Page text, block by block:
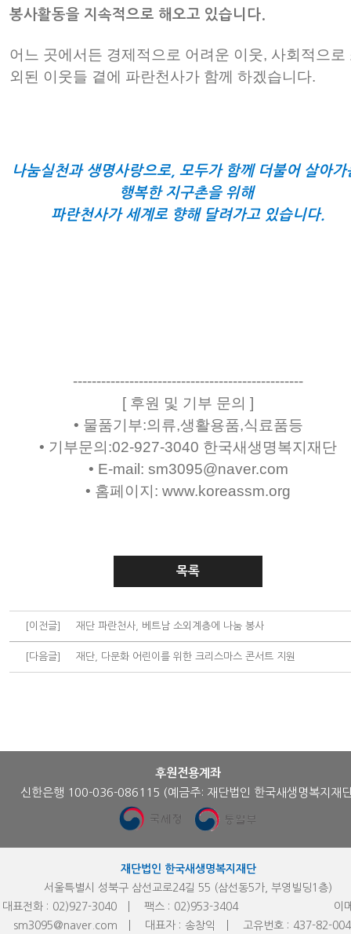
봉사활동을 지속적으로 해오고 있습니다.
어느 곳에서든 경제적으로 어려운 이웃, 사회적으로
외된 이웃들 곁에 파란천사가 함께 하겠습니다.
나눔실천과 생명사랑으로, 모두가 함께 더불어 살아
행복한 지구촌을 위해
파란천사가 세계로 향해 달려가고 있습니다.
-------------------------------------------------
[ 후원 및 기부 문의 ]
• 물품기부:의류,생활용품,식료품등
• 기부문의:02-927-3040 한국새생명복지재단
• E-mail: sm3095@naver.com
• 홈페이지: www.koreassm.org
목록
[이전글] 재단 파란천사, 베트남 소외계층에 나눔 봉사
[다음글] 재단, 다문화 어린이를 위한 크리스마스 콘서트 지원
후원전용계좌
신한은행 100-036-086115 (예금주: 재단법인 한국새생명복지재
재단법인 한국새생명복지재단
서울특별시 성북구 삼선교로24길 55 (삼선동5가, 부영빌딩1층)
대표전화 : 02)927-3040 팩스 : 02)953-3404
이
sm3095@naver.com
대표자 : 송창익 고유번호 : 437-82-